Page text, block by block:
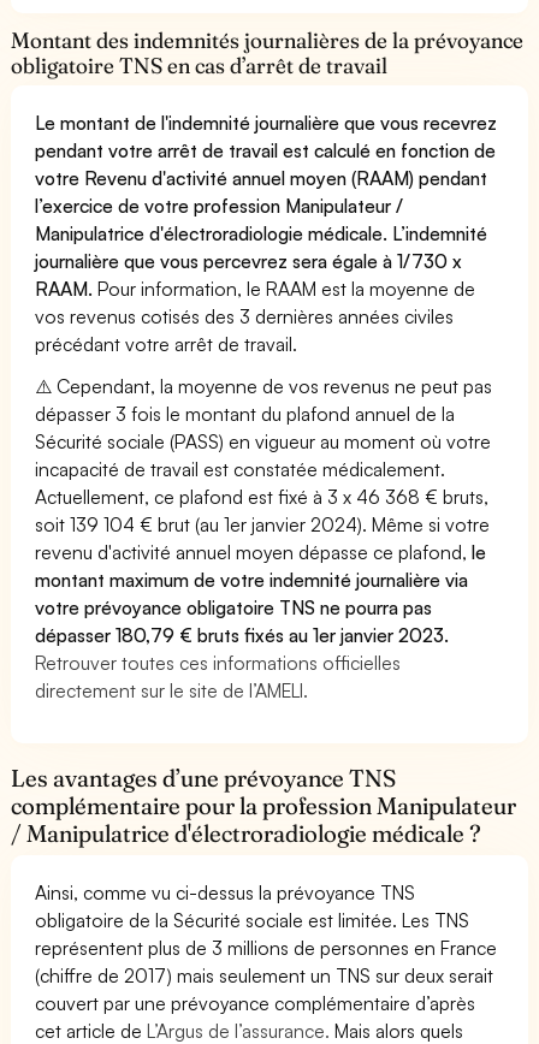
Montant des indemnités journalières de la prévoyance
obligatoire TNS en cas d’arrêt de travail
Le montant de l'indemnité journalière que vous recevrez
pendant votre arrêt de travail est calculé en fonction de
votre Revenu d'activité annuel moyen (RAAM) pendant
l’exercice de votre profession Manipulateur /
Manipulatrice d'électroradiologie médicale. L’indemnité
journalière que vous percevrez sera égale à 1/730 x
RAAM. Pour information, le RAAM est la moyenne de
vos revenus cotisés des 3 dernières années civiles
précédant votre arrêt de travail.
⚠️ Cependant, la moyenne de vos revenus ne peut pas
dépasser 3 fois le montant du plafond annuel de la
Sécurité sociale (PASS) en vigueur au moment où votre
incapacité de travail est constatée médicalement.
Actuellement, ce plafond est fixé à 3 x 46 368 € bruts,
soit 139 104 € brut (au 1er janvier 2024). Même si votre
revenu d'activité annuel moyen dépasse ce plafond,le
montant maximum de votre indemnité journalière via
votre prévoyance obligatoire TNS ne pourra pas
dépasser 180,79 € bruts fixés au 1er janvier 2023.
Retrouver toutes ces informations officielles
directement sur le site de l’AMELI.
Les avantages d’une prévoyance TNS
complémentaire pour la profession Manipulateur
/ Manipulatrice d'électroradiologie médicale ?
Ainsi, comme vu ci-dessus la prévoyance TNS
obligatoire de la Sécurité sociale est limitée. Les TNS
représentent plus de 3 millions de personnes en France
(chiffre de 2017) mais seulement un TNS sur deux serait
couvert par une prévoyance complémentaire d’après
cet article deL’Argus de l’assurance. Mais alors quels